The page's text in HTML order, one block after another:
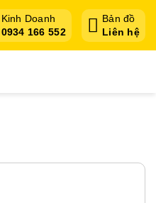
Kinh Doanh
0934 166 552
Bản đồ
Liên hệ